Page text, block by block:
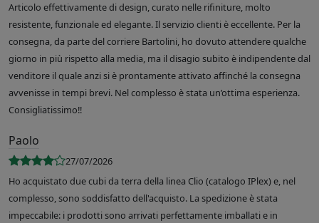
Articolo effettivamente di design, curato nelle rifiniture, molto
resistente, funzionale ed elegante. Il servizio clienti è eccellente. Per la
consegna, da parte del corriere Bartolini, ho dovuto attendere qualche
giorno in più rispetto alla media, ma il disagio subito è indipendente dal
venditore il quale anzi si è prontamente attivato affinché la consegna
avvenisse in tempi brevi. Nel complesso è stata un’ottima esperienza.
Consigliatissimo!!
Paolo
27/07/2026
Ho acquistato due cubi da terra della linea Clio (catalogo IPlex) e, nel
complesso, sono soddisfatto dell'acquisto. La spedizione è stata
impeccabile: i prodotti sono arrivati perfettamente imballati e in